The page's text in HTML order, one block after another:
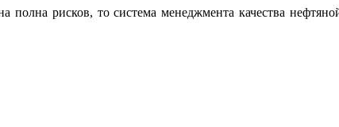
рисков, то система менеджмента качества